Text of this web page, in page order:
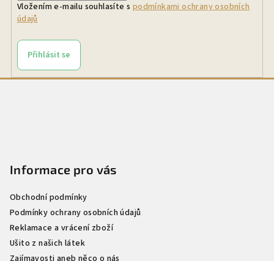
Vložením e-mailu souhlasíte s podmínkami ochrany osobních
údajů
Přihlásit se
Informace pro vás
Obchodní podmínky
Podmínky ochrany osobních údajů
Reklamace a vrácení zboží
Ušito z našich látek